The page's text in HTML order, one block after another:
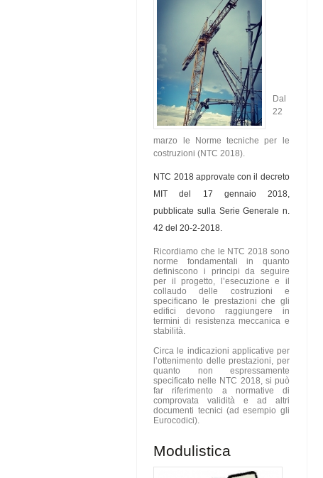
Dal
22
marzo le Norme tecniche per le
costruzioni (NTC 2018).
NTC 2018 approvate con il decreto
MIT del 17 gennaio 2018,
pubblicate sulla Serie Generale n.
42 del 20-2-2018.
Ricordiamo che le NTC 2018 sono
norme fondamentali in quanto
definiscono i principi da seguire
per il progetto, l’esecuzione e il
collaudo delle costruzioni e
specificano le prestazioni che gli
edifici devono raggiungere in
termini di resistenza meccanica e
stabilità.
Circa le indicazioni applicative per
l’ottenimento delle prestazioni, per
quanto non espressamente
specificato nelle NTC 2018, si può
far riferimento a normative di
comprovata validità e ad altri
documenti tecnici (ad esempio gli
Eurocodici).
Modulistica